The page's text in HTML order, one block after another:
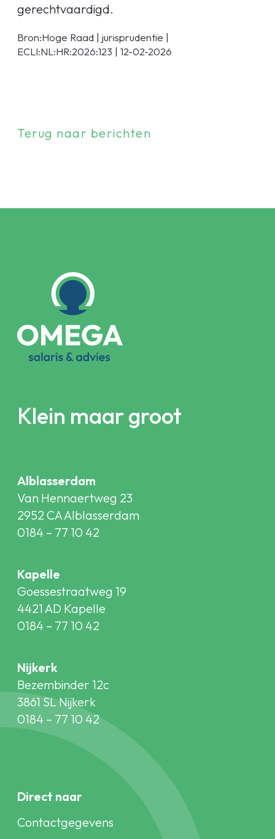
gerechtvaardigd.
Bron:Hoge Raad | jurisprudentie |
ECLI:NL:HR:2026:123 | 12-02-2026
Terug naar berichten
Klein maar groot
Alblasserdam
Van Hennaertweg 23
2952 CA Alblasserdam
0184 – 77 10 42
Kapelle
Goessestraatweg 19
4421 AD Kapelle
0184 – 77 10 42
Nijkerk
Bezembinder 12c
3861 SL Nijkerk
0184 – 77 10 42
Direct naar
Contactgegevens